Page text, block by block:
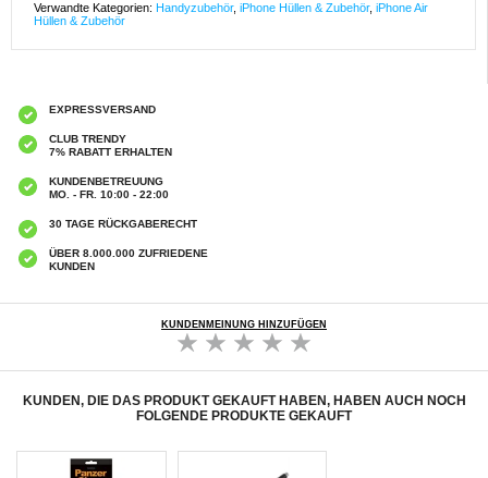
Verwandte Kategorien: Handyzubehör, iPhone Hüllen & Zubehör, iPhone Air
Hüllen & Zubehör
EXPRESSVERSAND
CLUB TRENDY
7% RABATT ERHALTEN
KUNDENBETREUUNG
MO. - FR. 10:00 - 22:00
30 TAGE RÜCKGABERECHT
ÜBER 8.000.000 ZUFRIEDENE
KUNDEN
KUNDENMEINUNG HINZUFÜGEN
KUNDEN, DIE DAS PRODUKT GEKAUFT HABEN, HABEN AUCH NOCH
FOLGENDE PRODUKTE GEKAUFT